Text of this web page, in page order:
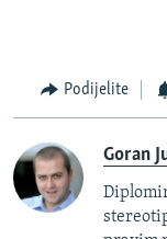
Podijelite
Goran